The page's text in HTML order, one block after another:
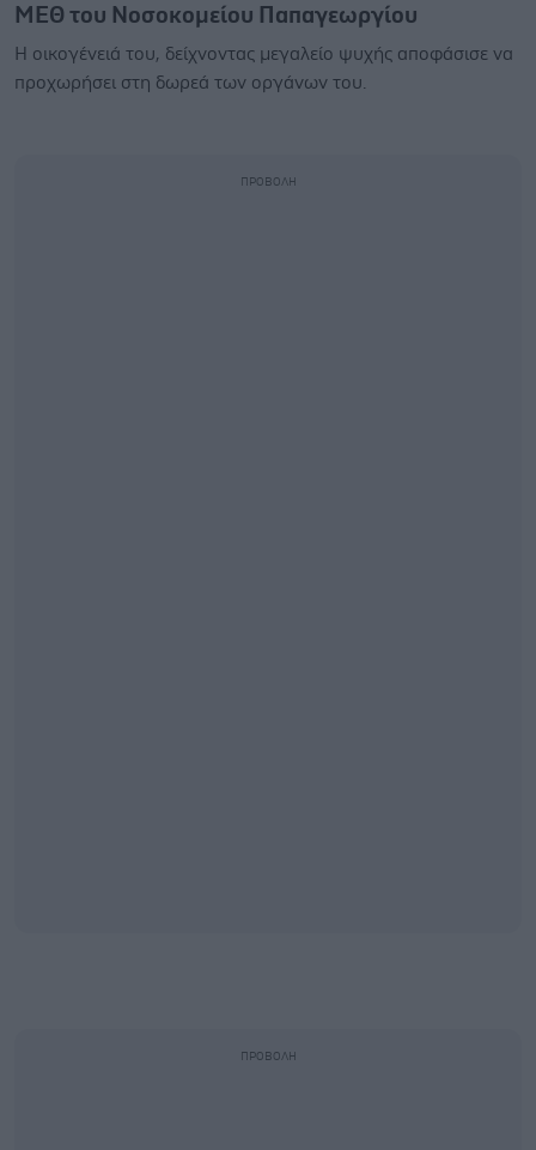
ΜΕΘ του Νοσοκομείου Παπαγεωργίου
Η οικογένειά του, δείχνοντας μεγαλείο ψυχής αποφάσισε να
προχωρήσει στη δωρεά των οργάνων του.